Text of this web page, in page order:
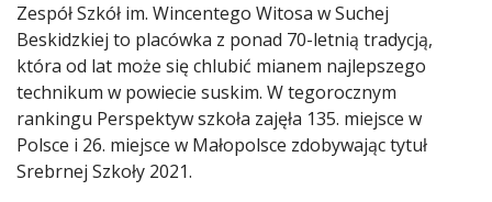
Zespół Szkół im. Wincentego Witosa w Suchej
Beskidzkiej to placówka z ponad 70-letnią tradycją,
która od lat może się chlubić mianem najlepszego
technikum w powiecie suskim. W tegorocznym
rankingu Perspektyw szkoła zajęła 135. miejsce w
Polsce i 26. miejsce w Małopolsce zdobywając tytuł
Srebrnej Szkoły 2021.